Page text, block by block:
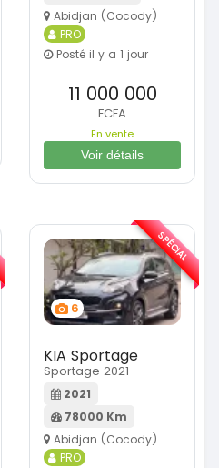
Abidjan (Cocody)
PRO
Posté il y a 1 jour
11 000 000
FCFA
En vente
Voir détails
6
KIA Sportage
Sportage 2021
2021
78000 Km
Abidjan (Cocody)
PRO
SPÉCIAL